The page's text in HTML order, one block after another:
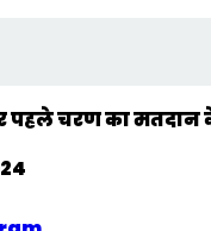
पहले चरण का